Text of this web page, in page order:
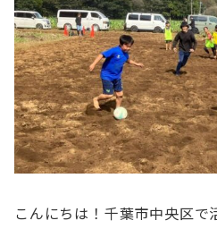
こんにちは！千葉市中央区で